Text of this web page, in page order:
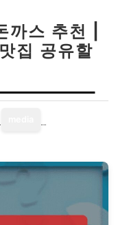
까스 추천 |
집 공유할